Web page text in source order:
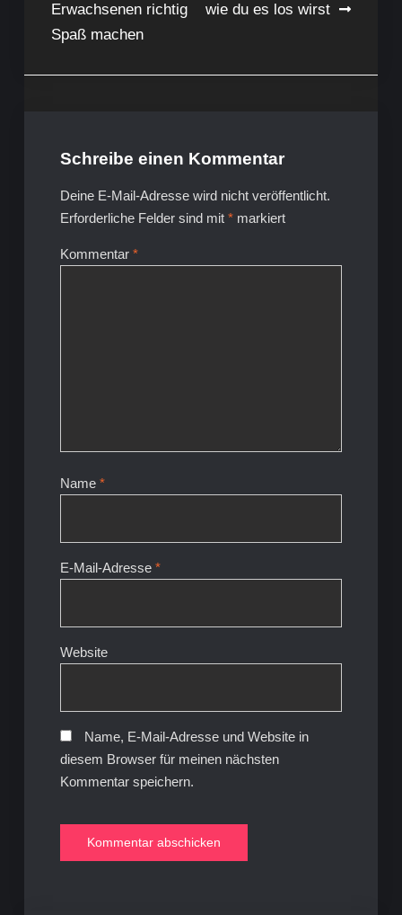
Erwachsenen richtig
Spaß machen
wie du es los wirst
Schreibe einen Kommentar
Deine E-Mail-Adresse wird nicht veröffentlicht.
Erforderliche Felder sind mit *markiert
Kommentar *
Name *
E-Mail-Adresse *
Website
Name, E-Mail-Adresse und Website in
diesem Browser für meinen nächsten
Kommentar speichern.